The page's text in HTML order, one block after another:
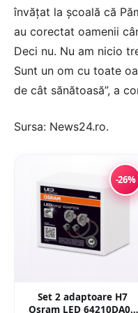
învățat la școală că
au corectat oamenii
Deci nu. Nu am nicio
Sunt un om cu toate
de cât sănătoasă”, a
Sursa: News24.ro.
-26%
Set 2 adaptoare H7
Osram LED 64210DA09